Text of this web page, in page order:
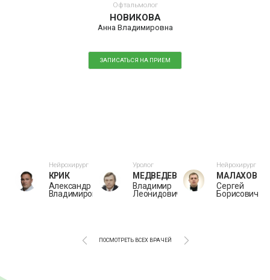
Офтальмолог
НОВИКОВА
Анна Владимировна
ЗАПИСАТЬСЯ НА ПРИЕМ
Нейрохирург
КРИК
Александр
Владимирович
Уролог
МЕДВЕДЕВ
Владимир
Леонидович
Нейрохирург
МАЛАХОВ
Сергей
Борисович
ПОСМОТРЕТЬ ВСЕХ ВРАЧЕЙ